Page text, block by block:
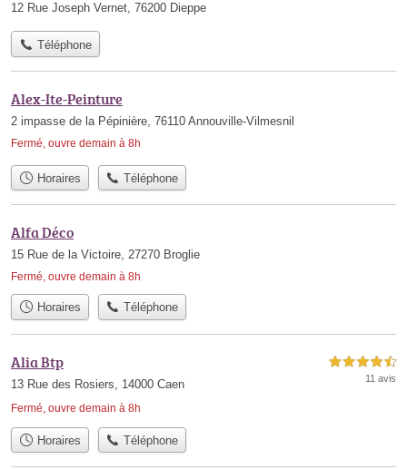
12 Rue Joseph Vernet, 76200 Dieppe
Téléphone
Alex-Ite-Peinture
2 impasse de la Pépinière, 76110 Annouville-Vilmesnil
Fermé, ouvre demain à 8h
Horaires Téléphone
Alfa Déco
15 Rue de la Victoire, 27270 Broglie
Fermé, ouvre demain à 8h
Horaires Téléphone
Alia Btp
13 Rue des Rosiers, 14000 Caen
Fermé, ouvre demain à 8h
4,5 étoiles sur 5
11 avis
Horaires Téléphone